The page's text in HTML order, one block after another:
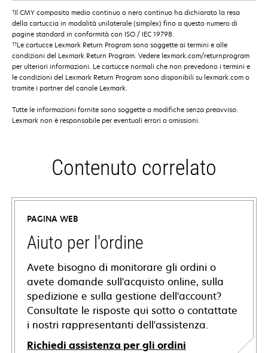
†Il CMY composito medio continuo o nero continuo ha dichiarato la resa
della cartuccia in modalità unilaterale (simplex) fino a questo numero di
pagine standard in conformità con ISO / IEC 19798.
††Le cartucce Lexmark Return Program sono soggette ai termini e alle
condizioni del Lexmark Return Program. Vedere lexmark.com/returnprogram
per ulteriori informazioni. Le cartucce normali che non prevedono i termini e
le condizioni del Lexmark Return Program sono disponibili su lexmark.com o
tramite i partner del canale Lexmark.
Tutte le informazioni fornite sono soggette a modifiche senza preavviso.
Lexmark non è responsabile per eventuali errori o omissioni.
Contenuto correlato
PAGINA WEB
Aiuto per l'ordine
Avete bisogno di monitorare gli ordini o
avete domande sull'acquisto online, sulla
spedizione e sulla gestione dell'account?
Consultate le risposte qui sotto o contattate
i nostri rappresentanti dell'assistenza.
Richiedi assistenza per gli ordini